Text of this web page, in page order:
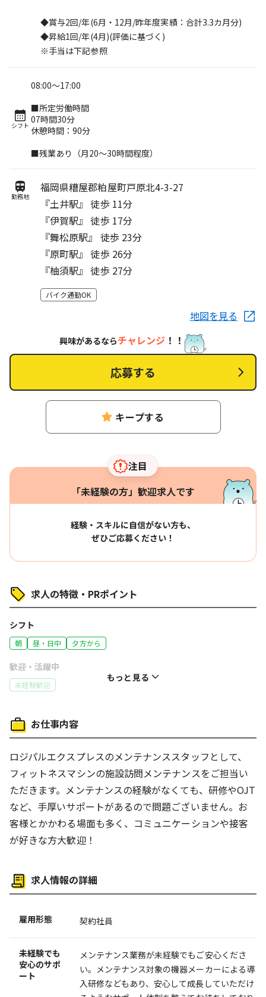
◆賞与2回/年(6月・12月/昨年度実績：合計3.3カ月分)
◆昇給1回/年(4月)(評価に基づく)
※手当は下記参照
シフト
08:00～17:00
■所定労働時間
07時間30分
休憩時間：90分
■残業あり（月20～30時間程度）
勤務地
福岡県糟屋郡粕屋町戸原北4-3-27
『土井駅』 徒歩 11分
『伊賀駅』 徒歩 17分
『舞松原駅』 徒歩 23分
『原町駅』 徒歩 26分
『柚須駅』 徒歩 27分
バイク通勤OK
地図を見る
キープする
興味があるならチャレンジ ！！
応募する
注目
「未経験の方」歓迎求人です
経験・スキルに自信がない方も、
ぜひご応募ください！
求人の特徴・PRポイント
シフト
朝 昼・日中 夕方から
歓迎・活躍中
未経験歓迎
社員登用あり
働き方
バイク通勤OK 体を動かす仕事
もっと見る
お仕事内容
ロジパルエクスプレスのメンテナンススタッフとして、
フィットネスマシンの施設訪問メンテナンスをご担当い
ただきます。メンテナンスの経験がなくても、研修やOJT
など、手厚いサポートがあるので問題ございません。お
客様とかかわる場面も多く、コミュニケーションや接客
が好きな方大歓迎！
求人情報の詳細
雇用形態 契約社員
未経験でも
安心のサポ
ート
メンテナンス業務が未経験でもご安心くださ
い。メンテナンス対象の機器メーカーによる導
入研修などもあり、安心して成長していただけ